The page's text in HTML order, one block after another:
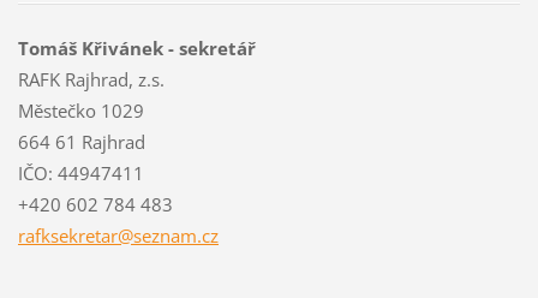
Tomáš Křivánek - sekretář
RAFK Rajhrad, z.s.
Městečko 1029
664 61 Rajhrad
IČO: 44947411
+420 602 784 483
rafksekretar@seznam.cz